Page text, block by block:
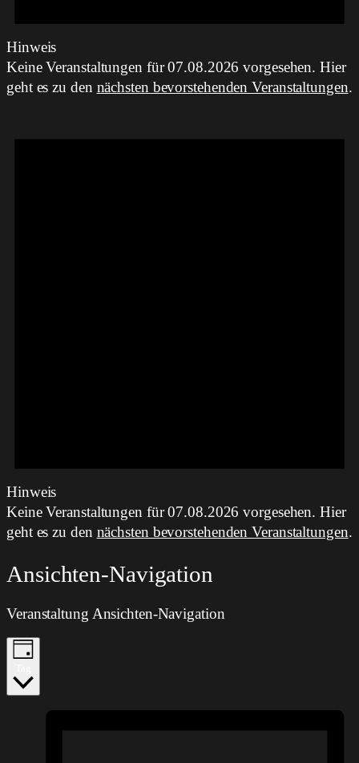
Hinweis
Keine Veranstaltungen für 07.08.2026 vorgesehen. Hier
geht es zu den nächsten bevorstehenden Veranstaltungen.
Hinweis
Keine Veranstaltungen für 07.08.2026 vorgesehen. Hier
geht es zu den nächsten bevorstehenden Veranstaltungen.
Ansichten-Navigation
Veranstaltung Ansichten-Navigation